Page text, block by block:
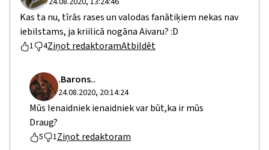
Kas ta nu, tīrās rases un valodas fanātiķiem nekas nav
iebilstams, ja kriilicā nogāna Aivaru? :D
1 4Ziņot redaktoramAtbildēt
.Barons..
24.08.2020, 20:14:24
Mūs Ienaidniek ienaidniek var būt,ka ir mūs
Draug?
5 1Ziņot redaktoram